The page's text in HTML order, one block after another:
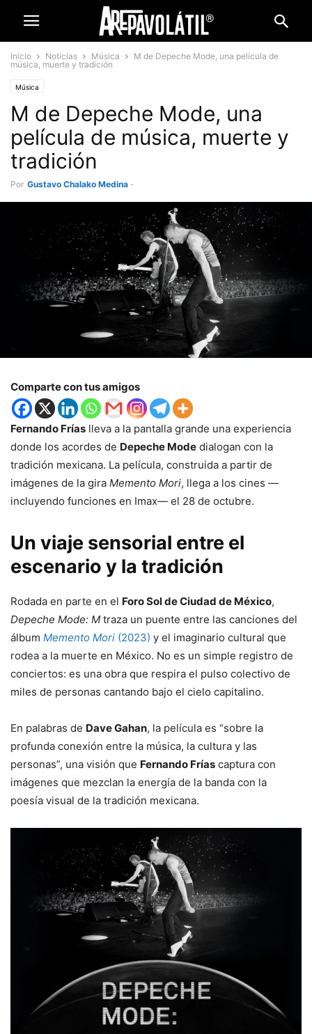
Inicio Noticias Música
M de Depeche Mode, una película de
música, muerte y tradición
Música
M de Depeche Mode, una
película de música, muerte y
tradición
Por Gustavo Chalako Medina -
Comparte con tus amigos
Fernando Frías lleva a la pantalla grande una experiencia
donde los acordes de Depeche Mode dialogan con la
tradición mexicana. La película, construida a partir de
imágenes de la gira Memento Mori, llega a los cines —
incluyendo funciones en Imax— el 28 de octubre.
Un viaje sensorial entre el
escenario y la tradición
Rodada en parte en el Foro Sol de Ciudad de México,
Depeche Mode: M traza un puente entre las canciones del
álbum Memento Mori (2023) y el imaginario cultural que
rodea a la muerte en México. No es un simple registro de
conciertos: es una obra que respira el pulso colectivo de
miles de personas cantando bajo el cielo capitalino.
En palabras de Dave Gahan, la película es “sobre la
profunda conexión entre la música, la cultura y las
personas”, una visión que Fernando Frías captura con
imágenes que mezclan la energía de la banda con la
poesía visual de la tradición mexicana.